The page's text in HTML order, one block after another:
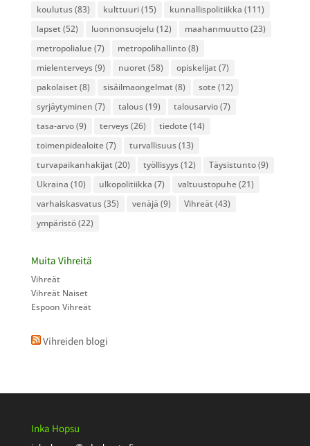
koulutus(83) kulttuuri(15) kunnallispolitiikka (111)
lapset (52) luonnonsuojelu (12) maahanmuutto(23)
metropolialue(7) metropolihallinto(8)
mielenterveys(9) nuoret (58) opiskelijat (7)
pakolaiset (8) sisäilmaongelmat (8) sote(12)
syrjäytyminen (7) talous(19) talousarvio(7)
tasa-arvo(9) terveys(26) tiedote(14)
toimenpidealoite(7) turvallisuus(13)
turvapaikanhakijat (20) työllisyys(12) Täysistunto(9)
Ukraina (10) ulkopolitiikka (7) valtuustopuhe(21)
varhaiskasvatus(35) venäjä (9) Vihreät (43)
ympäristö(22)
Muita Vihreitä
Vihreät
Vihreät Naiset
Espoon Vihreät
Vihreiden blogi
Inka Hopsu